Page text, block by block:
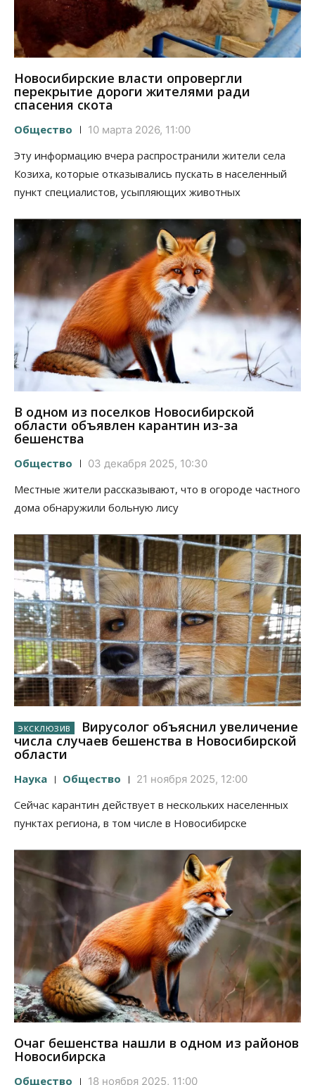
Новосибирские власти опровергли
перекрытие дороги жителями ради
спасения скота
Общество 10 марта 2026, 11:00
Эту информацию вчера распространили жители села
Козиха, которые отказывались пускать в населенный
пункт специалистов, усыпляющих животных
В одном из поселков Новосибирской
области объявлен карантин из-за
бешенства
Общество 03 декабря 2025, 10:30
Местные жители рассказывают, что в огороде частного
дома обнаружили больную лису
Вирусолог объяснил увеличение
числа случаев бешенства в Новосибирской
области
Наука Общество 21 ноября 2025, 12:00
Сейчас карантин действует в нескольких населенных
пунктах региона, в том числе в Новосибирске
Очаг бешенства нашли в одном из районов
Новосибирска
Общество 18 ноября 2025, 11:00